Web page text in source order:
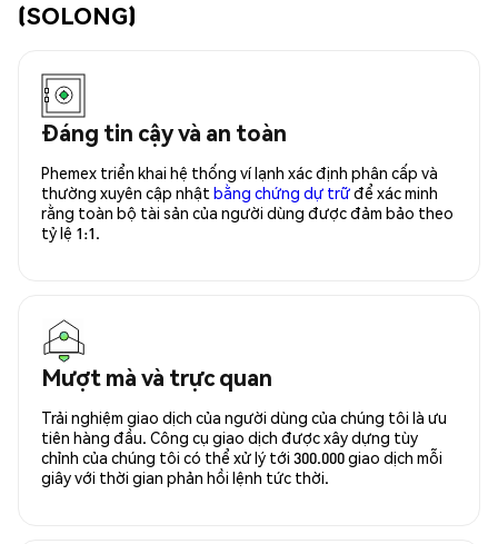
(SOLONG)
Đáng tin cậy và an toàn
Phemex triển khai hệ thống ví lạnh xác định phân cấp và
thường xuyên cập nhật bằng chứng dự trữđể xác minh
rằng toàn bộ tài sản của người dùng được đảm bảo theo
tỷ lệ 1:1.
Mượt mà và trực quan
Trải nghiệm giao dịch của người dùng của chúng tôi là ưu
tiên hàng đầu. Công cụ giao dịch được xây dựng tùy
chỉnh của chúng tôi có thể xử lý tới 300.000 giao dịch mỗi
giây với thời gian phản hồi lệnh tức thời.